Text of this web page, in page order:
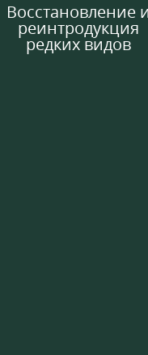
Восстановление
реинтродукция
редких видов